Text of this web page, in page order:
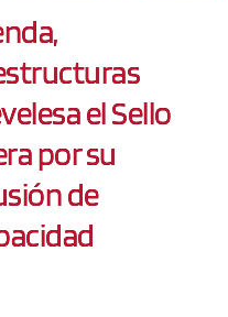
el Sello
por su
de